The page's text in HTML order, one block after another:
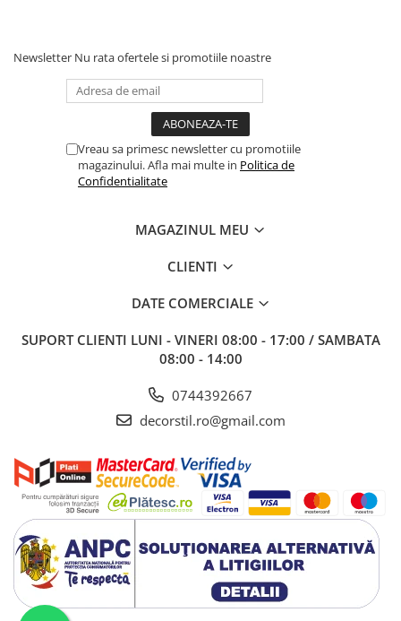
Newsletter Nu rata ofertele si promotiile noastre
Vreau sa primesc newsletter cu promotiile
magazinului. Afla mai multe in Politica de
Confidentialitate
MAGAZINUL MEU
CLIENTI
DATE COMERCIALE
SUPORT CLIENTI LUNI - VINERI 08:00 - 17:00 / SAMBATA
08:00 - 14:00
0744392667
decorstil.ro@gmail.com